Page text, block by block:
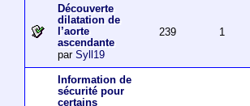
Découverte
dilatation de
l’aorte
ascendante
par Syll19
239 1
Information de
sécurité pour
certains